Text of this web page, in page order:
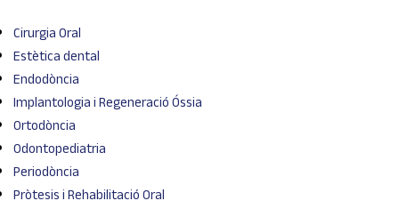
Cirurgia Oral
Estètica dental
Endodòncia
Implantologia i Regeneració Óssia
Ortodòncia
Odontopediatria
Periodòncia
Pròtesis i Rehabilitació Oral